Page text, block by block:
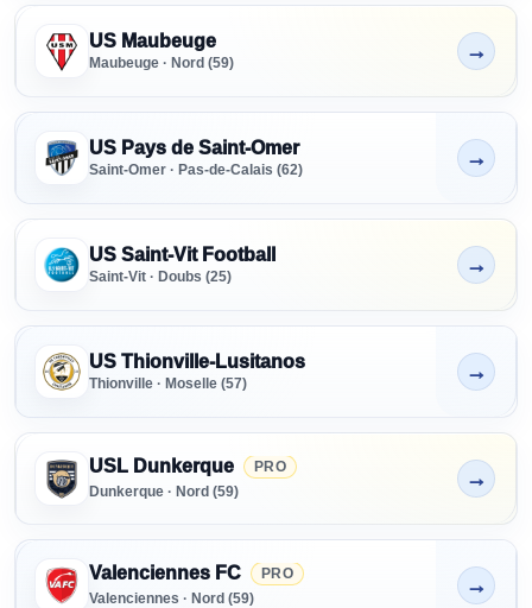
US Maubeuge
Maubeuge · Nord (59)
Non indiqué
→
US Pays de Saint-Omer
Saint-Omer · Pas-de-Calais (62)
Non indiqué
→
US Saint-Vit Football
Saint-Vit · Doubs (25)
Non indiqué
→
US Thionville-Lusitanos
Thionville · Moselle (57)
Non indiqué
→
USL Dunkerque
PRO
Dunkerque · Nord (59)
Non indiqué
→
Valenciennes FC
PRO
Valenciennes · Nord (59)
Non indiqué
→